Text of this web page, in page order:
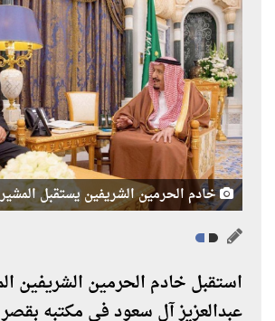
خادم الحرمين الشريفين يستقبل
استقبل خادم الحرمين الشريفين
عبدالعزيز آل سعود في مكتبه